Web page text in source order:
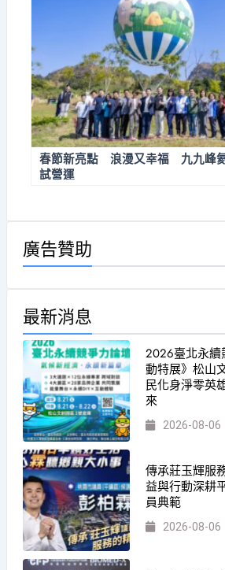
春節新亮點 浪漫又幸福 九九峰
試營運
廣告贊助
最新消息
2026臺北永續
動特展》松山
民化身淨零英
來
2026-08-06
傳承莊玉輝服
益與行動深耕
員典範
2026-08-06